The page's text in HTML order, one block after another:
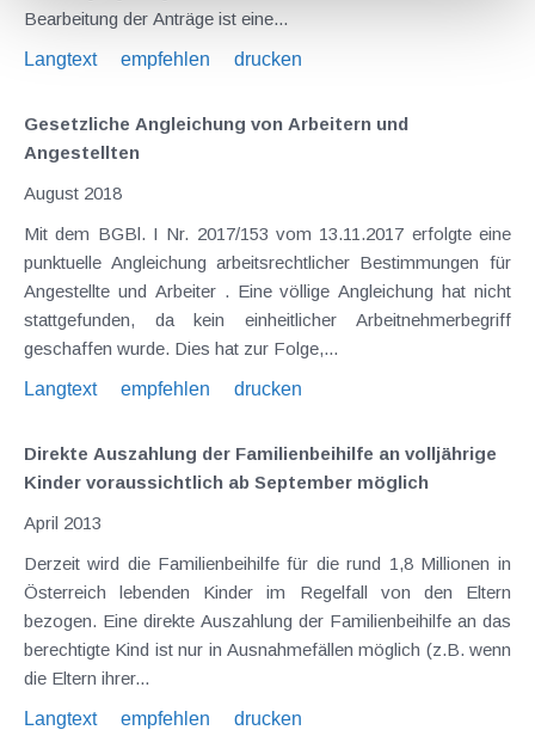
Bearbeitung der Anträge ist eine...
Langtext
empfehlen drucken
Gesetzliche Angleichung von Arbeitern und
Angestellten
August 2018
Mit dem BGBl. I Nr. 2017/153 vom 13.11.2017 erfolgte eine
punktuelle Angleichung arbeitsrechtlicher Bestimmungen für
Angestellte und Arbeiter . Eine völlige Angleichung hat nicht
stattgefunden, da kein einheitlicher Arbeitnehmerbegriff
geschaffen wurde. Dies hat zur Folge,...
Langtext
empfehlen drucken
Direkte Auszahlung der Familienbeihilfe an volljährige
Kinder voraussichtlich ab September möglich
April 2013
Derzeit wird die Familienbeihilfe für die rund 1,8 Millionen in
Österreich lebenden Kinder im Regelfall von den Eltern
bezogen. Eine direkte Auszahlung der Familienbeihilfe an das
berechtigte Kind ist nur in Ausnahmefällen möglich (z.B. wenn
die Eltern ihrer...
Langtext
empfehlen drucken